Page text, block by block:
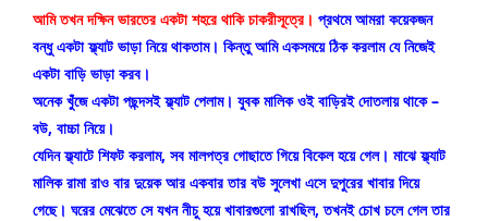
আমি তখন দক্ষিন ভারতের একটা শহরে থাকি চাকরীসূত্রে। প্রথমে আমরা কয়েকজন
বন্ধু একটা ফ্ল্যাট ভাড়া নিয়ে থাকতাম। কিন্তু আমি একসময়ে ঠিক করলাম যে নিজেই
একটা বাড়ি ভাড়া করব।
অনেক খুঁজে একটা পছন্দসই ফ্ল্যাট পেলাম। যুবক মালিক ওই বাড়িরই দোতলায় থাকে –
বউ, বাচ্চা নিয়ে।
যেদিন ফ্ল্যাটে শিফট করলাম, সব মালপত্র গোছাতে গিয়ে বিকেল হয়ে গেল। মাঝে ফ্ল্যাট
মালিক রামা রাও বার দুয়েক আর একবার তার বউ সুলেখা এসে দুপুরের খাবার দিয়ে
গেছে। ঘরের মেঝেতে সে যখন নীচু হয়ে খাবারগুলো রাখছিল, তখনই চোখ চলে গেল তার